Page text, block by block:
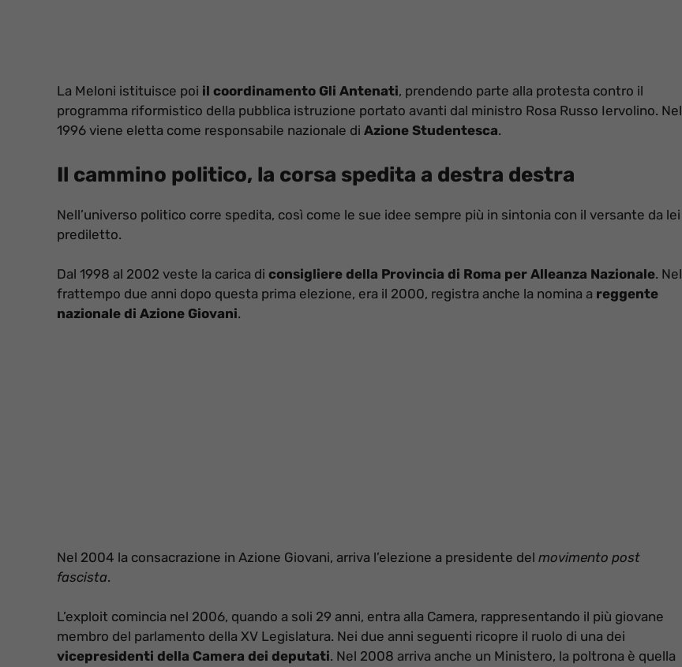
La Meloni istituisce poi il coordinamento Gli Antenati, prendendo parte alla protesta contro il
programma riformistico della pubblica istruzione portato avanti dal ministro Rosa Russo Iervolino. Nel
1996 viene eletta come responsabile nazionale di Azione Studentesca.
Il cammino politico, la corsa spedita a destra destra
Nell’universo politico corre spedita, così come le sue idee sempre più in sintonia con il versante da lei
prediletto.
Dal 1998 al 2002 veste la carica di consigliere della Provincia di Roma per Alleanza Nazionale. Nel
frattempo due anni dopo questa prima elezione, era il 2000, registra anche la nomina a reggente
nazionale di Azione Giovani.
Nel 2004 la consacrazione in Azione Giovani, arriva l’elezione a presidente del movimento post
fascista.
L’exploit comincia nel 2006, quando a soli 29 anni, entra alla Camera, rappresentando il più giovane
membro del parlamento della XV Legislatura. Nei due anni seguenti ricopre il ruolo di una dei
vicepresidenti della Camera dei deputati. Nel 2008 arriva anche un Ministero, la poltrona è quella